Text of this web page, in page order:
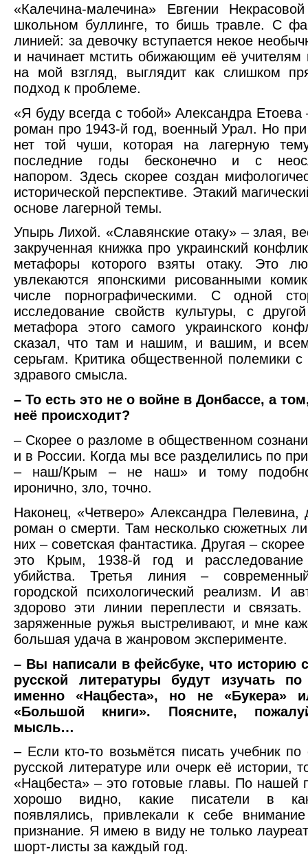
«Калечина-малечина» Евгении
школьном буллинге, то бишь травле. С
линией: за девочку вступается некое
и начинает мстить обижающим её учителям
на мой взгляд, выглядит как слишком
подход к проблеме.
«Я буду всегда с тобой» Александра
роман про 1943-й год, военный Урал. Но
нет той чуши, которая на лагерную
последние годы бесконечно и с
напором. Здесь скорее создан
исторической перспективе. Этакий
основе лагерной темы.
Упырь Лихой. «Славянские отаку» – злая,
закрученная книжка про украинский
метафоры которого взяты отаку. Это
увлекаются японскими рисованными
числе порнографическими. С одной
исследование свойств культуры, с
метафора этого самого украинского
сказал, что там и нашим, и вашим, и
серьгам. Критика общественной полемики с
здравого смысла.
– То есть это не о войне в Донбассе, а
неё происходит?
– Скорее о разломе в общественном
и в России. Когда мы все разделились по
– наш/Крым – не наш» и тому
иронично, зло, точно.
Наконец, «Четверо» Александра Пелевина,
роман о смерти. Там несколько сюжетных
них – советская фантастика. Другая –
это Крым, 1938-й год и расследование
убийства. Третья линия –
городской психологический реализм. И
здорово эти линии переплести и
заряженные ружья выстреливают, и мне
большая удача в жанровом эксперименте.
– Вы написали в фейсбуке, что историю
русской литературы будут изучать по
именно «Нацбеста», но не «Букера»
«Большой книги». Поясните,
мысль…
– Если кто-то возьмётся писать учебник по
русской литературе или очерк её истории,
«Нацбеста» – это готовые главы. По нашей
хорошо видно, какие писатели в
появлялись, привлекали к себе
признание. Я имею в виду не только
шорт-листы за каждый год.